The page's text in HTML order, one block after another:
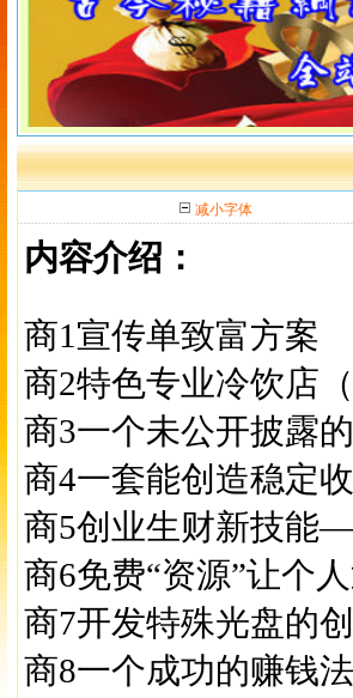
减小字体
内容介绍：
商1宣传单致富方案
商2特色专业冷饮店
商3一个未公开披露
商4一套能创造稳定
商5创业生财新技能
商6免费“资源”让个
商7开发特殊光盘的
商8一个成功的赚钱